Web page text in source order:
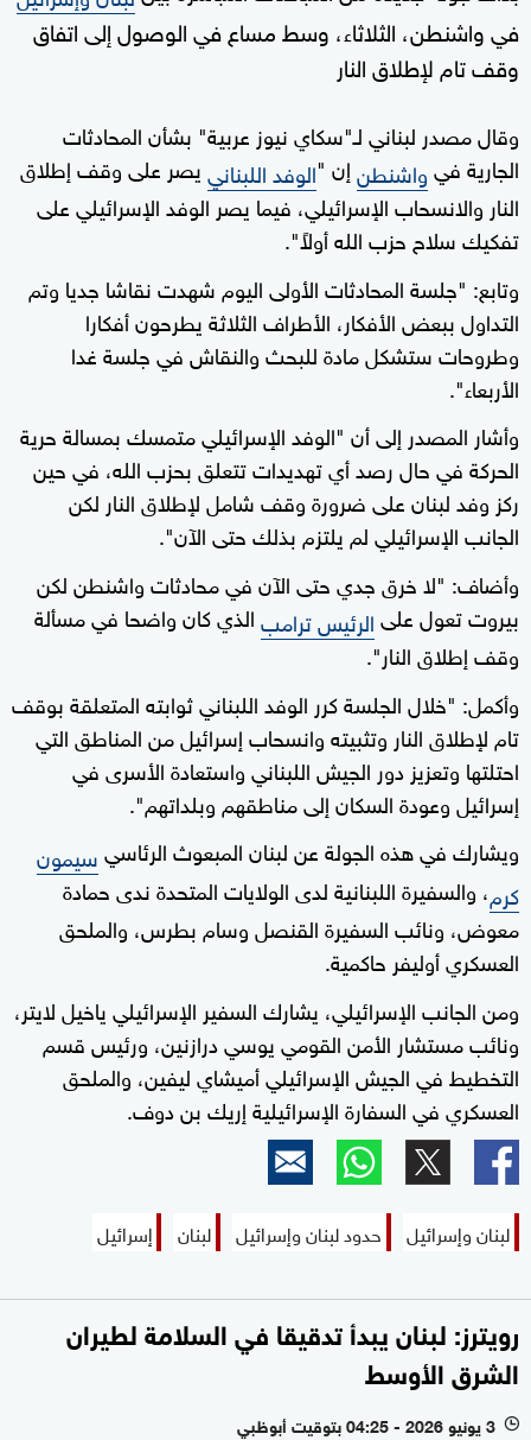
في واشنطن، الثلاثاء، وسط مساع في الوصول إلى اتفاق
وقف تام لإطلاق النار
وقال مصدر لبناني لـ"سكاي نيوز عربية" بشأن المحادثات
الجارية فيواشنطنإن "الوفد اللبنانييصر على وقف إطلاق
النار والانسحاب الإسرائيلي، فيما يصر الوفد الإسرائيلي على
تفكيك سلاح حزب الله أولاً".
وتابع: "جلسة المحادثات الأولى اليوم شهدت نقاشا جديا وتم
التداول ببعض الأفكار، الأطراف الثلاثة يطرحون أفكارا
وطروحات ستشكل مادة للبحث والنقاش في جلسة غدا
الأربعاء".
وأشار المصدر إلى أن "الوفد الإسرائيلي متمسك بمسالة حرية
الحركة في حال رصد أي تهديدات تتعلق بحزب الله، في حين
ركز وفد لبنان على ضرورة وقف شامل لإطلاق النار لكن
الجانب الإسرائيلي لم يلتزم بذلك حتى الآن".
وأضاف: "لا خرق جدي حتى الآن في محادثات واشنطن لكن
بيروت تعول علىالرئيس ترامبالذي كان واضحا في مسألة
وقف إطلاق النار".
وأكمل: "خلال الجلسة كرر الوفد اللبناني ثوابته المتعلقة بوقف
تام لإطلاق النار وتثبيته وانسحاب إسرائيل من المناطق التي
احتلتها وتعزيز دور الجيش اللبناني واستعادة الأسرى في
إسرائيل وعودة السكان إلى مناطقهم وبلداتهم".
ويشارك في هذه الجولة عن لبنان المبعوث الرئاسيسيمون
كرم، والسفيرة اللبنانية لدى الولايات المتحدة ندى حمادة
معوض، ونائب السفيرة القنصل وسام بطرس، والملحق
العسكري أوليفر حاكمية.
ومن الجانب الإسرائيلي، يشارك السفير الإسرائيلي ياخيل لايتر،
ونائب مستشار الأمن القومي يوسي درازنين، ورئيس قسم
التخطيط في الجيش الإسرائيلي أميشاي ليفين، والملحق
العسكري في السفارة الإسرائيلية إريك بن دوف.
لبنان وإسرائيل حدود لبنان وإسرائيل لبنان إسرائيل
رويترز: لبنان يبدأ تدقيقا في السلامة لطيران
الشرق الأوسط
l 3 يونيو 2026 - 04:25 بتوقيت أبوظبي